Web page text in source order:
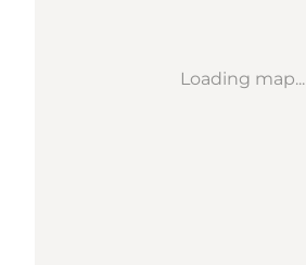
Loading map...